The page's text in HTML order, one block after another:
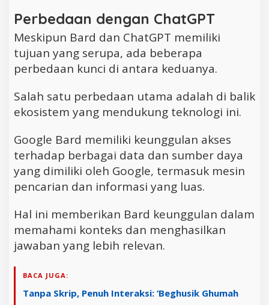
Perbedaan dengan ChatGPT
Meskipun Bard dan ChatGPT memiliki
tujuan yang serupa, ada beberapa
perbedaan kunci di antara keduanya.
Salah satu perbedaan utama adalah di balik
ekosistem yang mendukung teknologi ini.
Google Bard memiliki keunggulan akses
terhadap berbagai data dan sumber daya
yang dimiliki oleh Google, termasuk mesin
pencarian dan informasi yang luas.
Hal ini memberikan Bard keunggulan dalam
memahami konteks dan menghasilkan
jawaban yang lebih relevan.
BACA JUGA:
Tanpa Skrip, Penuh Interaksi: ‘Beghusik Ghumah